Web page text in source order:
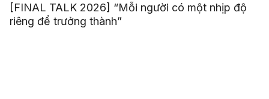
[FINAL TALK 2026] “Mỗi người có một nhịp độ
riêng để trưởng thành”